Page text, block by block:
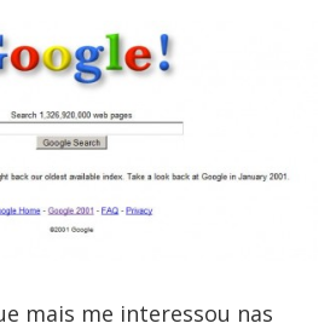
mais me interessou nas